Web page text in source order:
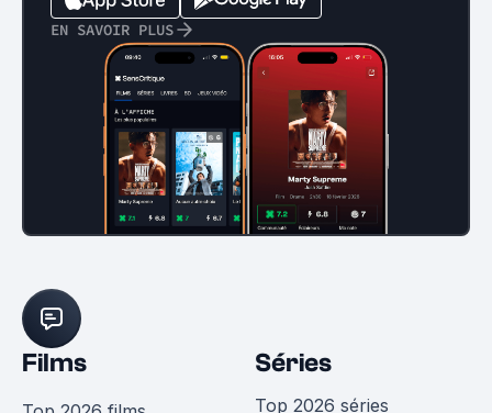
EN SAVOIR PLUS
Films Séries
Top 2026 séries